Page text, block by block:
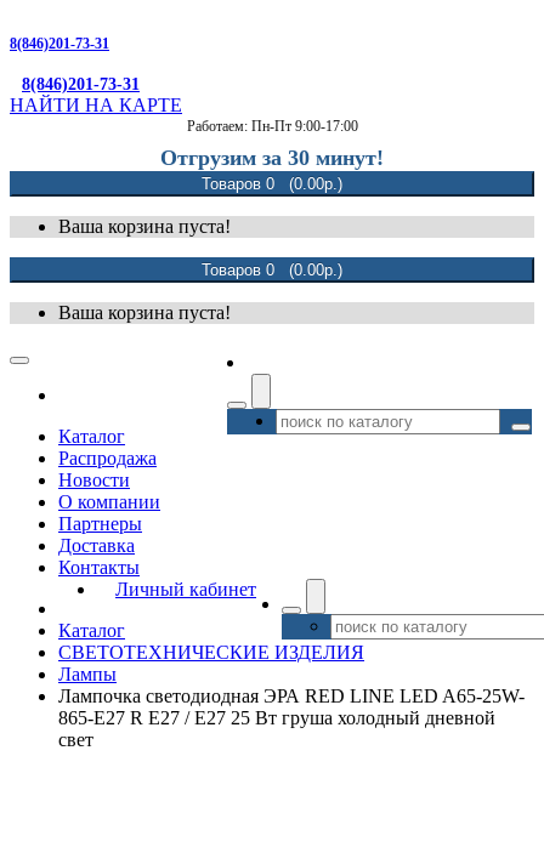
8(846)201-73-31
8(846)201-73-31
НАЙТИ НА КАРТЕ
Работаем: Пн-Пт 9:00-17:00
Отгрузим за 30 минут!
Товаров 0 (0.00р.)
Ваша корзина пуста!
Товаров 0 (0.00р.)
Ваша корзина пуста!
Каталог
Распродажа
Новости
О компании
Партнеры
Доставка
Контакты
Личный кабинет
Каталог
СВЕТОТЕХНИЧЕСКИЕ ИЗДЕЛИЯ
Лампы
Лампочка светодиодная ЭРА RED LINE LED A65-25W-
865-E27 R Е27 / E27 25 Вт груша холодный дневной
свет